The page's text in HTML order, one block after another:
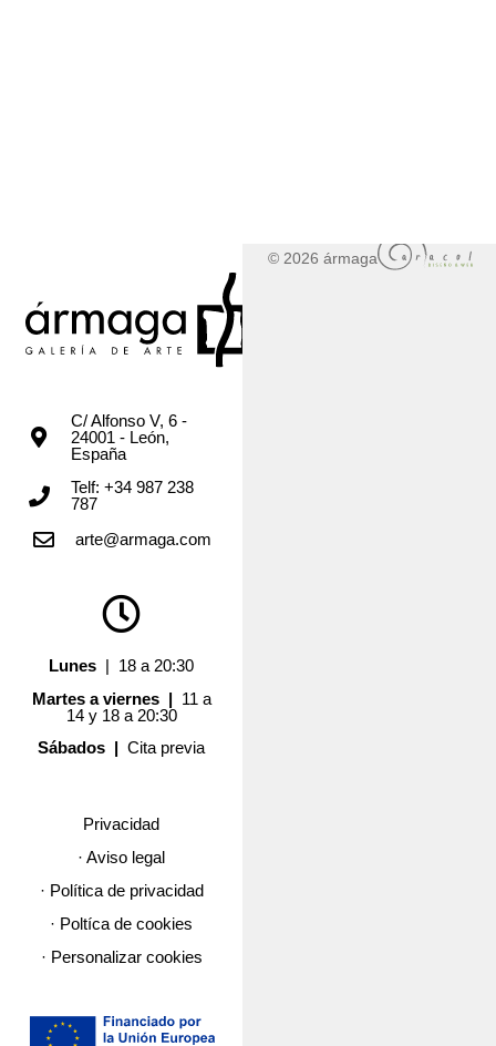
C/ Alfonso V, 6 -
24001 - León,
España
Telf: +34 987 238
787
arte@armaga.com
Lunes | 18 a 20:30
Martes a viernes | 11 a
14 y 18 a 20:30
Sábados |Cita previa
Privacidad
· Aviso legal
· Política de privacidad
· Poltíca de cookies
· Personalizar cookies
© 2026 ármaga